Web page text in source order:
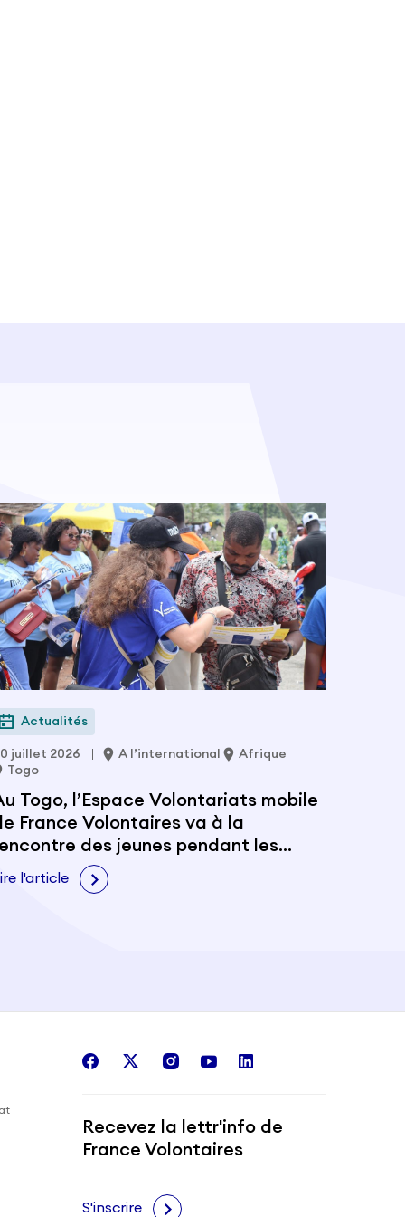
Actualités
juillet 2026 A l’international
Afrique
Togo
Togo, l’Espace Volontariats mobile
France Volontaires va à la
des jeunes pendant les
l'article
facebook
twitterinstagram
youtubelinkedin
Recevez la lettr'info de
France Volontaires
S'inscrire